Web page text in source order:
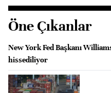
Öne Çıkanlar
New York Fed Başkanı
hissediliyor